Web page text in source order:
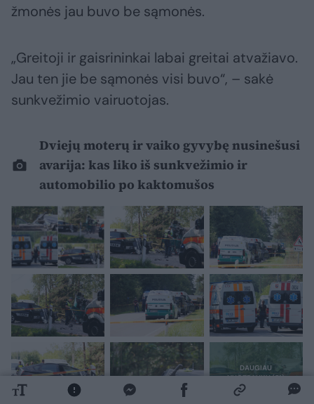
žmonės jau buvo be sąmonės.
„Greitoji ir gaisrininkai labai greitai atvažiavo.
Jau ten jie be sąmonės visi buvo“, – sakė
sunkvežimio vairuotojas.
Dviejų moterų ir vaiko gyvybę nusinešusi
avarija: kas liko iš sunkvežimio ir
automobilio po kaktomušos